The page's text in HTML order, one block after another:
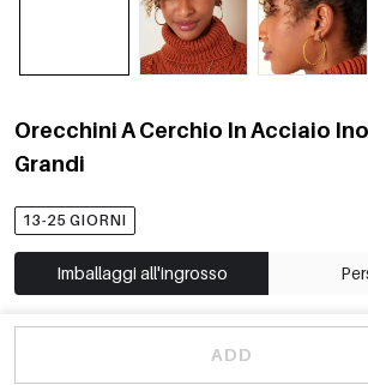
Orecchini A Cerchio In Acciaio
Grandi
13-25 GIORNI
Imballaggi all'ingrosso
ADD